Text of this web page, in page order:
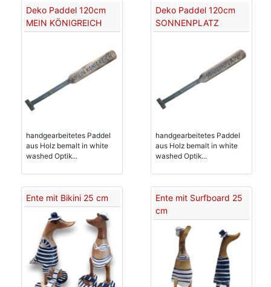
Deko Paddel 120cm
MEIN KÖNIGREICH
handgearbeitetes Paddel
aus Holz bemalt in white
washed Optik...
Deko Paddel 120cm
SONNENPLATZ
handgearbeitetes Paddel
aus Holz bemalt in white
washed Optik...
Ente mit Bikini 25 cm
Ente mit Surfboard 25
cm